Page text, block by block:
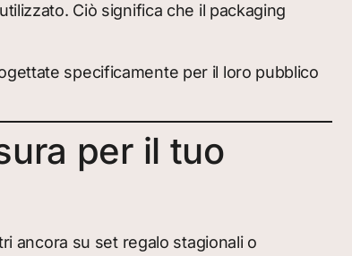
Ciò significa che il packaging
specificamente per il loro pubblico
per il tuo
ancora su set regalo stagionali o